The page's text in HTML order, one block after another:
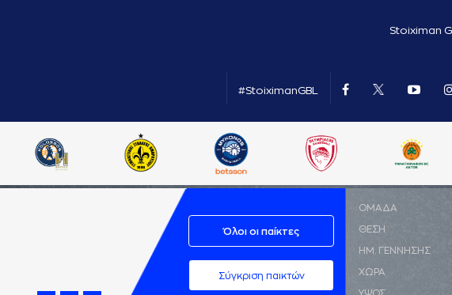
Stoiximan
#StoiximanGBL
Όλοι οι παίκτες
Σύγκριση παικτών
ΟΜΑΔΑ
ΘΕΣΗ
ΗΜ. ΓΕΝΝΗΣΗΣ
ΧΩΡΑ